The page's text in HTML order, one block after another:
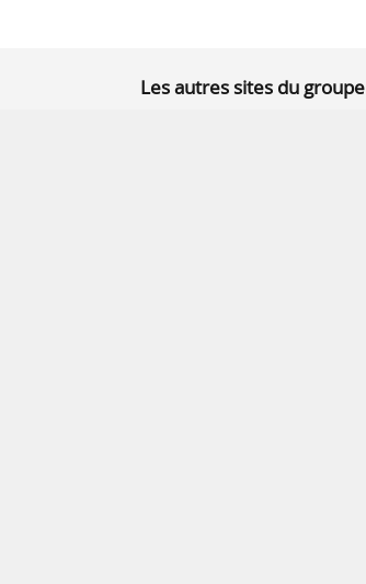
Les autres sites du groupe